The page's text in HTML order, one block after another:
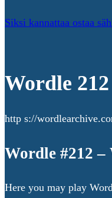
Siksi kannattaa ostaa
Wordle 212
http s://
Wordle #212
Here you may play